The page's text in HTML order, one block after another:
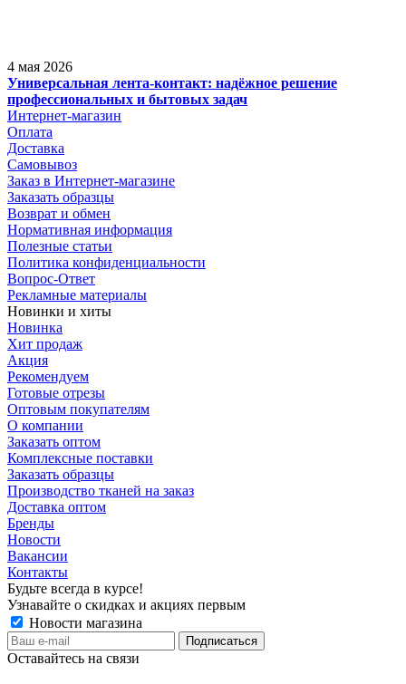
4 мая 2026
Универсальная лента-контакт: надёжное решение
профессиональных и бытовых задач
Интернет-магазин
Оплата
Доставка
Самовывоз
Заказ в Интернет-магазине
Заказать образцы
Возврат и обмен
Нормативная информация
Полезные статьи
Политика конфиденциальности
Вопрос-Ответ
Рекламные материалы
Новинки и хиты
Новинка
Хит продаж
Акция
Рекомендуем
Готовые отрезы
Оптовым покупателям
О компании
Заказать оптом
Комплексные поставки
Заказать образцы
Производство тканей на заказ
Доставка оптом
Бренды
Новости
Вакансии
Контакты
Будьте всегда в курсе!
Узнавайте о скидках и акциях первым
Новости магазина
Оставайтесь на связи